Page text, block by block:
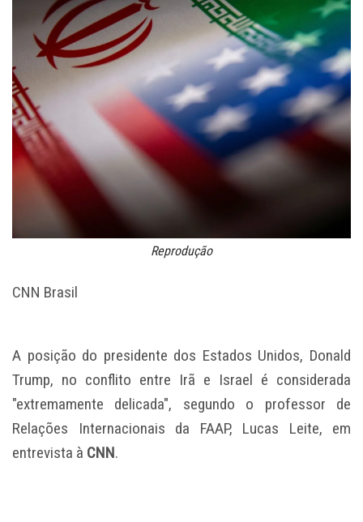
Reprodução
CNN Brasil
A posição do presidente dos Estados Unidos, Donald
Trump, no conflito entre Irã e Israel é considerada
"extremamente delicada", segundo o professor de
Relações Internacionais da FAAP, Lucas Leite, em
entrevista à CNN.